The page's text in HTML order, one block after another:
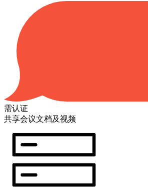
需认证
共享会议文档及视频